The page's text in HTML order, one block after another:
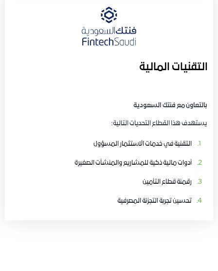
التقنيات المالية
بالتعاون مع فنتك السعودية
يستهدف هذا القطاع التحديات التالية:
التقنية في خدمات الاستثمار المسؤول
أدوات مالية ذكية للمشاريع والمنشآت الصغيرة
رقمنة قطاع التأمين
تحسين تجربة التجزئة المصرفية